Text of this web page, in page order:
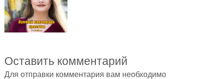
Оставить комментарий
Для отправки комментария вам необходимо